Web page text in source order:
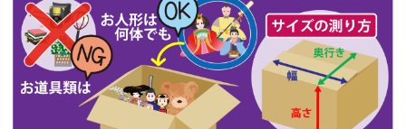
見つけまし...
第62回人形供養祭令和5年6月21日(水)
第61回人形供養祭 令和5年5月19日(金)
第60回人形供養祭令和5年3月28日(火)